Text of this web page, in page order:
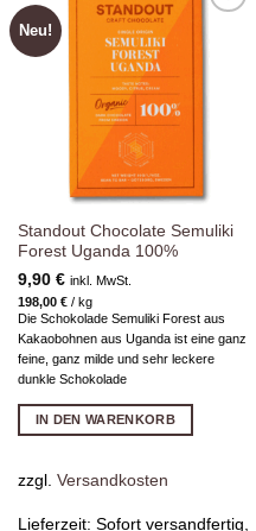
Neu!
Wunschliste
Standout Chocolate Semuliki
Forest Uganda 100%
9,90 € inkl. MwSt.
198,00 €/ kg
Die Schokolade Semuliki Forest aus
Kakaobohnen aus Uganda ist eine ganz
feine, ganz milde und sehr leckere
dunkle Schokolade
IN DEN WARENKORB
zzgl. Versandkosten
Lieferzeit: Sofort versandfertig,